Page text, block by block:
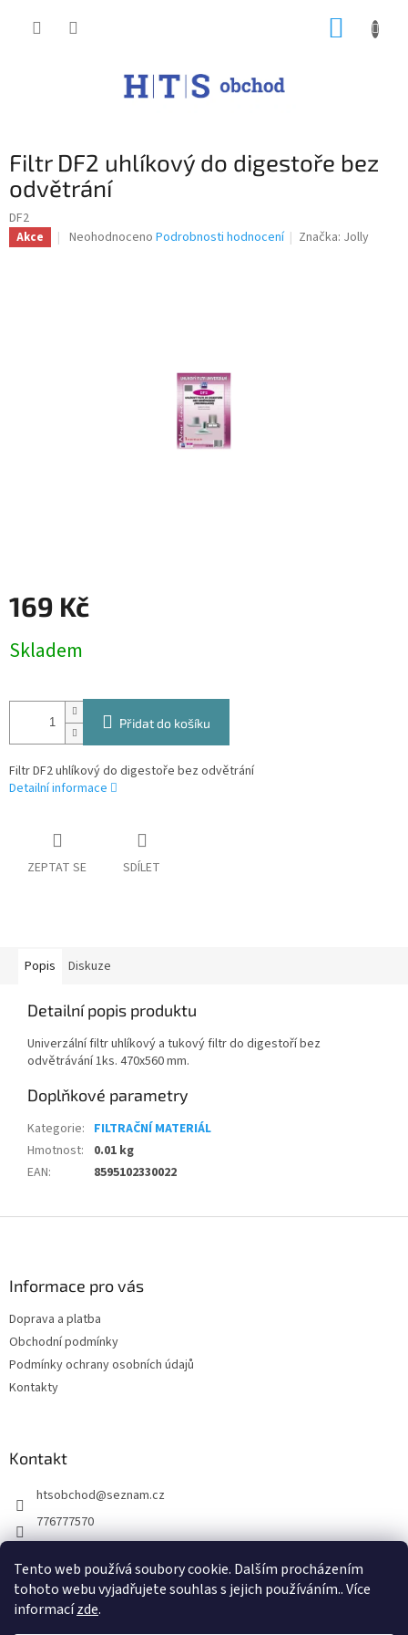
Tento web používá soubory cookie. Dalším procházením
tohoto webu vyjadřujete souhlas s jejich používáním.. Více
informacízde.
Filtr DF2 uhlíkový do digestoře bez
odvětrání
DF2
Akce
Průměrné
Neohodnoceno Podrobnosti hodnocení Značka: Jolly
169 Kč
cena:
Skladem
Přidat do košíku
Filtr DF2 uhlíkový do digestoře bez odvětrání
Detailní informace
ZEPTAT SE SDÍLET
Popis Diskuze
Detailní popis produktu
Univerzální filtr uhlíkový a tukový filtr do digestoří bez
odvětrávání 1ks. 470x560 mm.
Doplňkové parametry
Kategorie: FILTRAČNÍ MATERIÁL
Hmotnost:
0.01 kg
EAN: 8595102330022
Informace pro vás
Doprava a platba
Obchodní podmínky
Podmínky ochrany osobních údajů
Kontakty
Kontakt
htsobchod@seznam.cz
776777570
https://www.facebook.com/Elektro-Vr%C5%A1ovick%C3%A1-229
214624677338